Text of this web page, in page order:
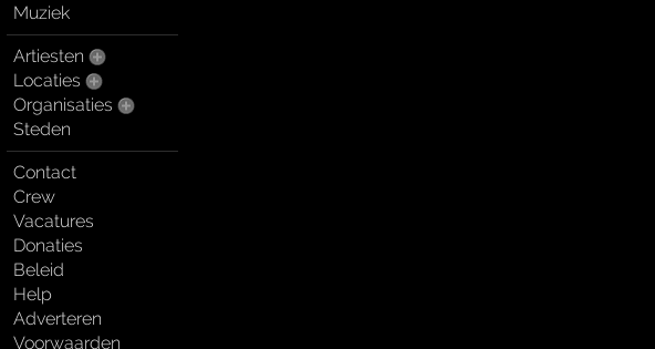
Muziek
Artiesten
Locaties
Organisaties
Steden
Contact
Crew
Vacatures
Donaties
Beleid
Help
Adverteren
Voorwaarden